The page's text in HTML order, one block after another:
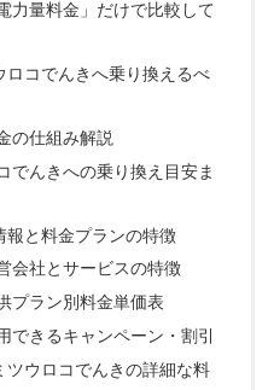
力量料金」だけで比較して
コでんきへ乗り換えるべ
の仕組み解説
でんきへの乗り換え目安ま
報と料金プランの特徴
会社とサービスの特徴
プラン別料金単価表
できるキャンペーン・割引
ツウロコでんきの詳細な料